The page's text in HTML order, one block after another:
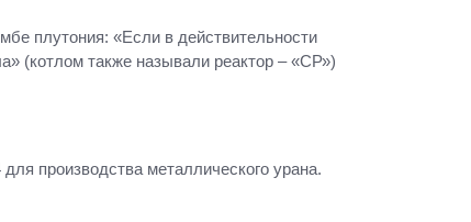
плутония: «Если в действительности
(котлом также называли реактор – «СР»)
производства металлического урана.